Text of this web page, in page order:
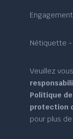
Engagement
Nétiquette -
Veuillez
Politique
protection
pour plus